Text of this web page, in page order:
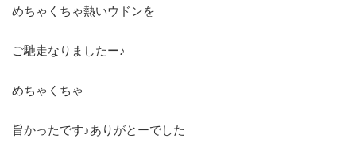
めちゃくちゃ熱いウドンを
ご馳走なりましたー♪
めちゃくちゃ
旨かったです♪ありがとーでした